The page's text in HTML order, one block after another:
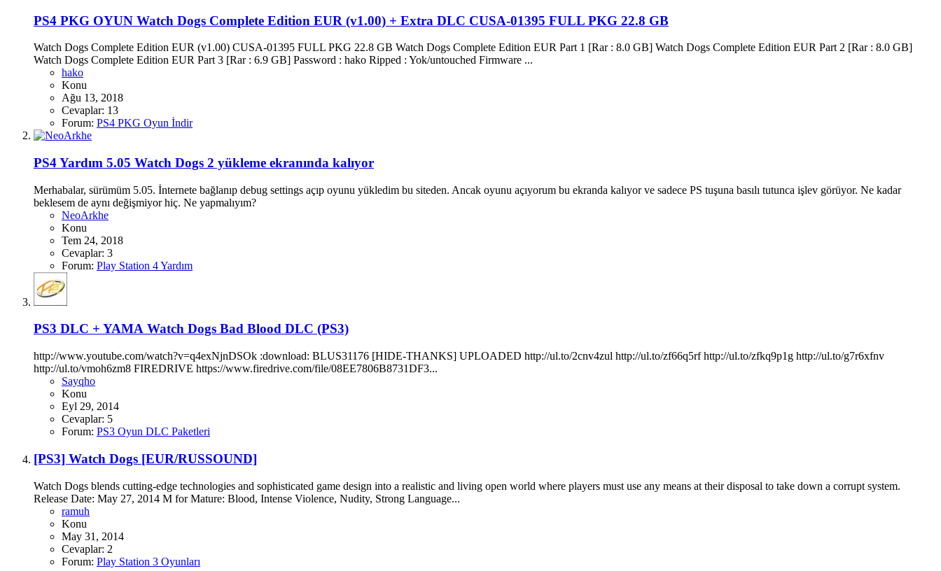
PS4 PKG OYUN Watch Dogs Complete Edition EUR (v1.00) + Extra DLC CUSA-01395 FULL PKG 22.8 GB
Watch Dogs Complete Edition EUR (v1.00) CUSA-01395 FULL PKG 22.8 GB Watch Dogs Complete Edition EUR Part 1 [Rar : 8.0 GB] Watch Dogs Complete Edition EUR Part 2 [Rar : 8.0 GB]
Watch Dogs Complete Edition EUR Part 3 [Rar : 6.9 GB] Password : hako Ripped : Yok/untouched Firmware ...
hako
Konu
Ağu 13, 2018
Cevaplar: 13
Forum: PS4 PKG Oyun İndir
PS4 Yardım 5.05 Watch Dogs 2 yükleme ekranında kalıyor
Merhabalar, sürümüm 5.05. İnternete bağlanıp debug settings açıp oyunu yükledim bu siteden. Ancak oyunu açıyorum bu ekranda kalıyor ve sadece PS tuşuna basılı tutunca işlev görüyor. Ne kadar
beklesem de aynı değişmiyor hiç. Ne yapmalıyım?
NeoArkhe
Konu
Tem 24, 2018
Cevaplar: 3
Forum: Play Station 4 Yardım
PS3 DLC + YAMA Watch Dogs Bad Blood DLC (PS3)
http://www.youtube.com/watch?v=q4exNjnDSOk :download: BLUS31176 [HIDE-THANKS] UPLOADED http://ul.to/2cnv4zul http://ul.to/zf66q5rf http://ul.to/zfkq9p1g http://ul.to/g7r6xfnv
http://ul.to/vmoh6zm8 FIREDRIVE https://www.firedrive.com/file/08EE7806B8731DF3...
Sayqho
Konu
Eyl 29, 2014
Cevaplar: 5
Forum: PS3 Oyun DLC Paketleri
[PS3] Watch Dogs [EUR/RUSSOUND]
Watch Dogs blends cutting-edge technologies and sophisticated game design into a realistic and living open world where players must use any means at their disposal to take down a corrupt system.
Release Date: May 27, 2014 M for Mature: Blood, Intense Violence, Nudity, Strong Language...
ramuh
Konu
May 31, 2014
Cevaplar: 2
Forum: Play Station 3 Oyunları